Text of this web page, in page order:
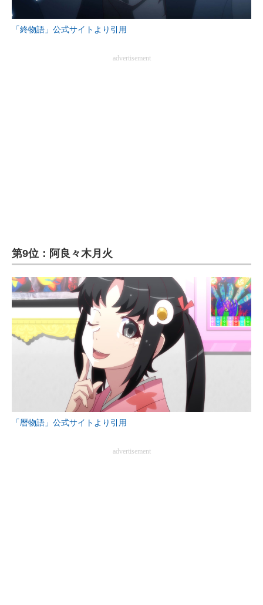
AI活用のいまが分かる
企業ITのトレンドを詳説
経営リーダーのコミュニティ
電子設計の基本と応用
エネルギーの専門メディア
建設×テクノロジーの最前線
ちょっと気になるネットの話題
「終物語」公式サイトより引用
advertisement
第9位：阿良々木月火
「暦物語」公式サイトより引用
advertisement